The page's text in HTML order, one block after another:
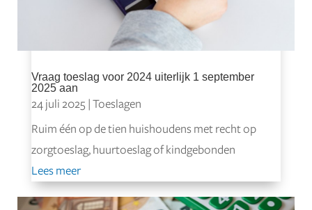
Vraag toeslag voor 2024 uiterlijk 1 september
2025 aan
24 juli 2025
Toeslagen
Ruim één op de tien huishoudens met recht op
zorgtoeslag, huurtoeslag of kindgebonden
Lees meer